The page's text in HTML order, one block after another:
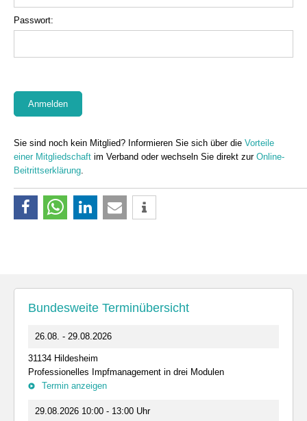
Passwort:
Sie sind noch kein Mitglied? Informieren Sie sich über die Vorteile
einer Mitgliedschaft im Verband oder wechseln Sie direkt zur Online-
Beitrittserklärung.
Bundesweite Terminübersicht
26.08. - 29.08.2026
31134 Hildesheim
Professionelles Impfmanagement in drei Modulen
Termin anzeigen
29.08.2026 10:00 - 13:00 Uhr